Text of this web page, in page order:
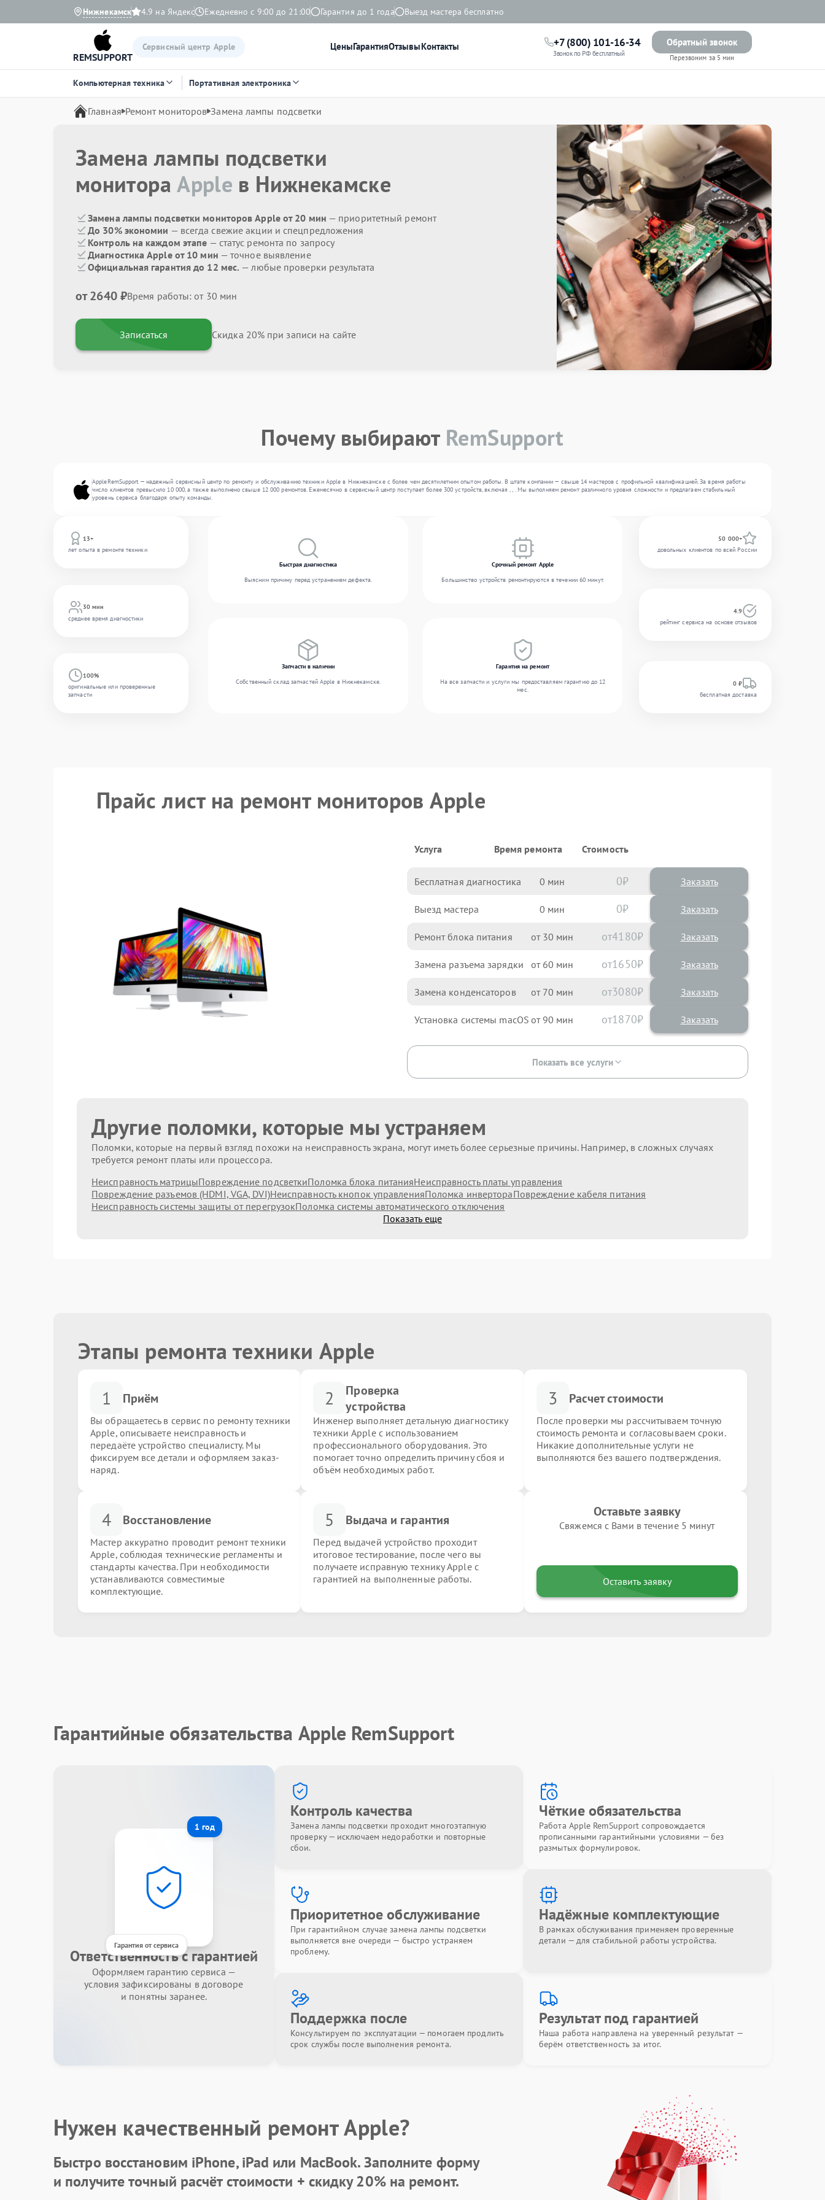
Нижнекамск 4.9 на Яндекс Ежедневно с 9:00 до 21:00 Гарантия до 1 года Выезд мастера бесплатно
REMSUPPORT
Сервисный центр Apple ЦеныГарантияОтзывыКонтакты +7 (800) 101-16-34
Звонок по РФ бесплатный
Обратный звонок
Перезвоним за 5 мин
Компьютерная техника Портативная электроника
Главная Ремонт мониторов Замена лампы подсветки
Замена лампы подсветки
монитораApple в Нижнекамске
Замена лампы подсветки мониторов Apple от 20 мин — приоритетный ремонт
До 30% экономии — всегда свежие акции и спецпредложения
Контроль на каждом этапе — статус ремонта по запросу
Диагностика Apple от 10 мин — точное выявление
Официальная гарантия до 12 мес. — любые проверки результата
от 2640 ₽Время работы: от 30 мин
Записаться Скидка 20% при записи на сайте
Почему выбирают RemSupport
AppleRemSupport — надежный сервисный центр по ремонту и обслуживанию техники Apple в Нижнекамске с более чем десятилетним опытом работы. В штате компании — свыше 14 мастеров с профильной квалификацией. За время работы
число клиентов превысило 10 000, а также выполнено свыше 12 000 ремонтов. Ежемесячно в сервисный центр поступает более 300 устройств, включая , , . Мы выполняем ремонт различного уровня сложности и предлагаем стабильный
уровень сервиса благодаря опыту команды.
13+
лет опыта в ремонте техники
30 мин
среднее время диагностики
100%
оригинальные или проверенные
запчасти
Быстрая диагностика
Выясним причину перед устранением дефекта.
Срочный ремонт Apple
Большинство устройств ремонтируются в течении 60 минут.
Запчасти в наличии
Собственный склад запчастей Apple в Нижнекамске.
Гарантия на ремонт
На все запчасти и услуги мы предоставляем гарантию до 12
мес.
50 000+
довольных клиентов по всей России
4.9
рейтинг сервиса на основе отзывов
0 ₽
бесплатная доставка
Прайс лист на ремонт мониторов Apple
Услуга Время ремонта Стоимость
Бесплатная диагностика 0 0 Заказать
Выезд мастера 0 0 Заказать
Ремонт блока питания 30 4180
Замена разъема зарядки 60 1650
Замена конденсаторов 70 3080
Установка системы macOS 90 1870
Показать все услуги
Другие поломки, которые мы устраняем
Поломки, которые на первый взгляд похожи на неисправность экрана, могут иметь более серьезные причины. Например, в сложных случаях
требуется ремонт платы или процессора.
Неисправность матрицыПовреждение подсветкиПоломка блока питанияНеисправность платы управления
Повреждение разъемов (HDMI, VGA, DVI)Неисправность кнопок управленияПоломка инвертораПовреждение кабеля питания
Неисправность системы защиты от перегрузокПоломка системы автоматического отключения
Показать еще
Этапы ремонта техники Apple
1 Приём
Вы обращаетесь в сервис по ремонту техники
Apple, описываете неисправность и
передаёте устройство специалисту. Мы
фиксируем все детали и оформляем заказ-
наряд.
2
Проверка
устройства
Инженер выполняет детальную диагностику
техники Apple с использованием
профессионального оборудования. Это
помогает точно определить причину сбоя и
объём необходимых работ.
3 Расчет стоимости
После проверки мы рассчитываем точную
стоимость ремонта и согласовываем сроки.
Никакие дополнительные услуги не
выполняются без вашего подтверждения.
4 Восстановление
Мастер аккуратно проводит ремонт техники
Apple, соблюдая технические регламенты и
стандарты качества. При необходимости
устанавливаются совместимые
комплектующие.
5 Выдача и гарантия
Перед выдачей устройство проходит
итоговое тестирование, после чего вы
получаете исправную технику Apple с
гарантией на выполненные работы.
Оставьте заявку
Свяжемся с Вами в течение 5 минут
Оставить заявку
Гарантийные обязательства Apple RemSupport
1 год
Гарантия от сервиса
Ответственность с гарантией
Оформляем гарантию сервиса —
условия зафиксированы в договоре
и понятны заранее.
Контроль качества
Замена лампы подсветки проходит многоэтапную
проверку — исключаем недоработки и повторные
сбои.
Чёткие обязательства
Работа Apple RemSupport сопровождается
прописанными гарантийными условиями — без
размытых формулировок.
Приоритетное обслуживание
При гарантийном случае замена лампы подсветки
выполняется вне очереди — быстро устраняем
проблему.
Надёжные комплектующие
В рамках обслуживания применяем проверенные
детали — для стабильной работы устройства.
Поддержка после
Консультируем по эксплуатации — помогаем продлить
срок службы после выполнения ремонта.
Результат под гарантией
Наша работа направлена на уверенный результат —
берём ответственность за итог.
Нужен качественный ремонт Apple?
Быстро восстановим iPhone, iPad или MacBook.Заполните форму
и получите точный расчёт стоимости + скидку 20%на ремонт.